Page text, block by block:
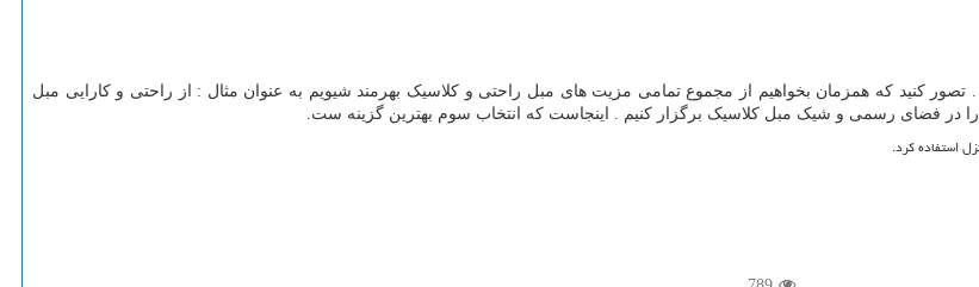
کنید که همزمان بخواهیم از مجموع تمامی مزیت های مبل راحتی و کلاسیک بهرمند شیویم به عنوان مثال : از راحتی و کارایی مبل
در فضای رسمی و شیک مبل کلاسیک برگزار کنیم . اینجاست که انتخاب سوم بهترین گزینه ست.